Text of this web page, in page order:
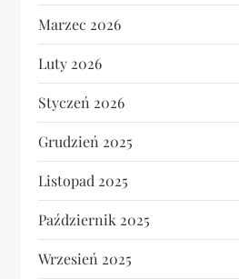
Marzec 2026
Luty 2026
Styczeń 2026
Grudzień 2025
Listopad 2025
Październik 2025
Wrzesień 2025